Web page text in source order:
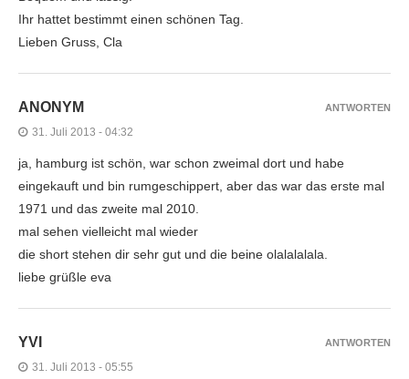
Ihr hattet bestimmt einen schönen Tag.
Lieben Gruss, Cla
ANONYM
31. Juli 2013 - 04:32
ja, hamburg ist schön, war schon zweimal dort und habe
eingekauft und bin rumgeschippert, aber das war das erste mal
1971 und das zweite mal 2010.
mal sehen vielleicht mal wieder
die short stehen dir sehr gut und die beine olalalalala.
liebe grüßle eva
ANTWORTEN
YVI
31. Juli 2013 - 05:55
ANTWORTEN